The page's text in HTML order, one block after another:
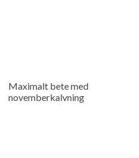
Maximalt bete med
novemberkalvning